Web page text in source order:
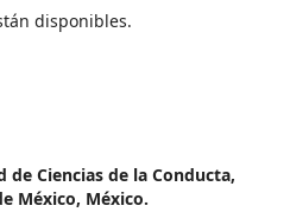
disponibles.
de Ciencias de la Conducta,
México, México.